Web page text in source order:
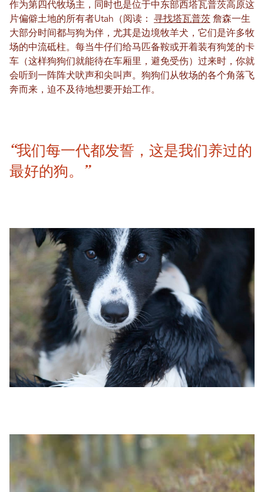
作为第四代牧场主，同时也是位于中东部西塔瓦普茨高原这
片偏僻土地的所有者Utah（阅读： 寻找塔瓦普茨 詹森一生
大部分时间都与狗为伴，尤其是边境牧羊犬，它们是许多牧
场的中流砥柱。每当牛仔们给马匹备鞍或开着装有狗笼的卡
车（这样狗狗们就能待在车厢里，避免受伤）过来时，你就
会听到一阵阵犬吠声和尖叫声。狗狗们从牧场的各个角落飞
奔而来，迫不及待地想要开始工作。
“我们每一代都发誓，这是我们养过的
最好的狗。”